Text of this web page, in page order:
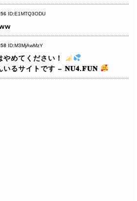
ID:E1MTQ3ODU
ID:M3MjAwMzY
やめてください！
いるサイトです – 𝐍𝐔𝟒.𝐅𝐔𝐍